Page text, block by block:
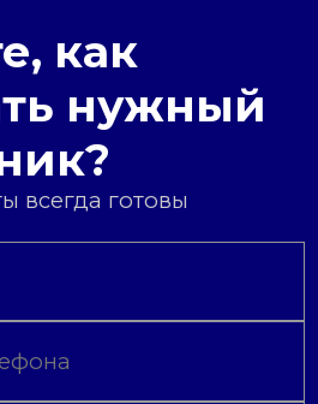
как
нужный
всегда готовы